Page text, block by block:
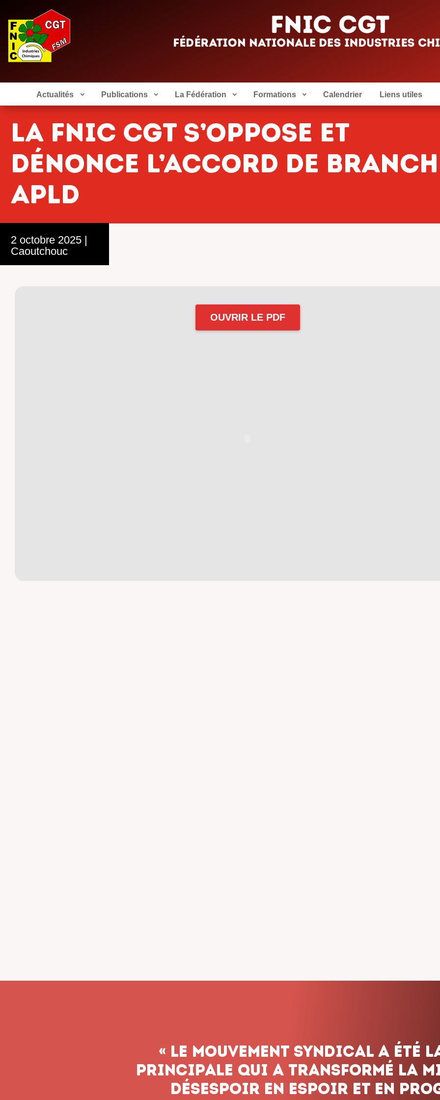
Actualités Publications La Fédération Formations Calendrier Liens utiles
La FNIC CGT s’oppose et
dénonce l’accord de
APLD
2 octobre 2025 |
Caoutchouc
OUVRIR LE PDF
« Le syndicalisme ne renonce
n’abandonnons pas le combat,
soient les obstacles et peu